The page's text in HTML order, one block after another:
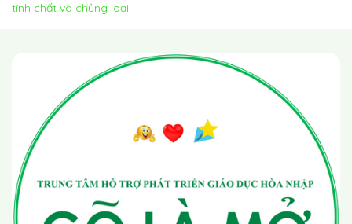
tính chất và chủng loại